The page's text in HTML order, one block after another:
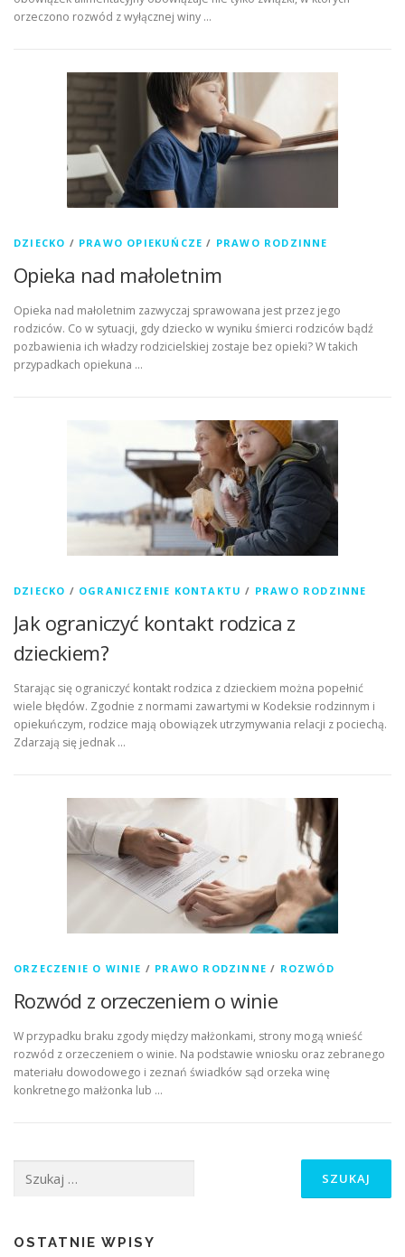
orzeczono rozwód z wyłącznej winy …
DZIECKO / PRAWO OPIEKUŃCZE / PRAWO RODZINNE
Opieka nad małoletnim
Opieka nad małoletnim zazwyczaj sprawowana jest przez jego
rodziców. Co w sytuacji, gdy dziecko w wyniku śmierci rodziców bądź
pozbawienia ich władzy rodzicielskiej zostaje bez opieki? W takich
przypadkach opiekuna …
DZIECKO / OGRANICZENIE KONTAKTU / PRAWO RODZINNE
Jak ograniczyć kontakt rodzica z
dzieckiem?
Starając się ograniczyć kontakt rodzica z dzieckiem można popełnić
wiele błędów. Zgodnie z normami zawartymi w Kodeksie rodzinnym i
opiekuńczym, rodzice mają obowiązek utrzymywania relacji z pociechą.
Zdarzają się jednak …
ORZECZENIE O WINIE / PRAWO RODZINNE / ROZWÓD
Rozwód z orzeczeniem o winie
W przypadku braku zgody między małżonkami, strony mogą wnieść
rozwód z orzeczeniem o winie. Na podstawie wniosku oraz zebranego
materiału dowodowego i zeznań świadków sąd orzeka winę
konkretnego małżonka lub …
OSTATNIE WPISY